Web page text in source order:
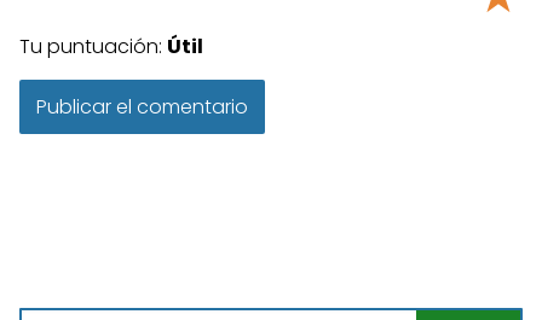
Tu puntuación: Útil